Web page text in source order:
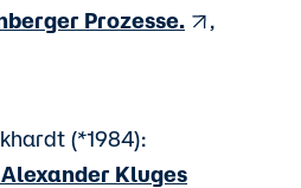
Prozesse.
,
(*1984):
Kluges